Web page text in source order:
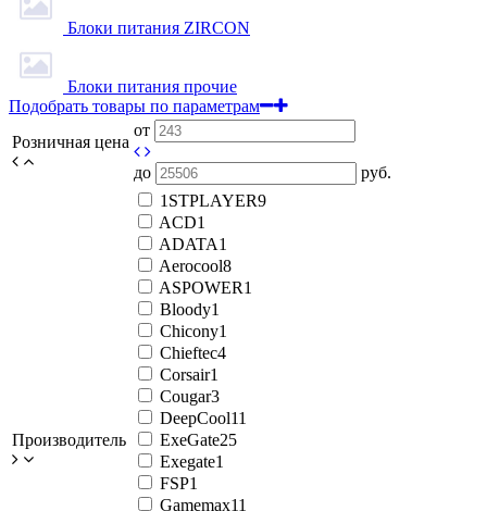
Блоки питания ZIRCON
Блоки питания прочие
Подобрать товары по параметрам
Розничная цена
от
до руб.
Производитель
1STPLAYER9
ACD1
ADATA1
Aerocool8
ASPOWER1
Bloody1
Chicony1
Chieftec4
Corsair1
Cougar3
DeepCool11
ExeGate25
Exegate1
FSP1
Gamemax11